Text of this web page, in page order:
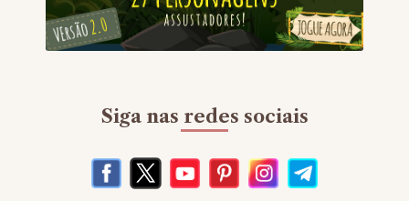
Siga nas redes sociais